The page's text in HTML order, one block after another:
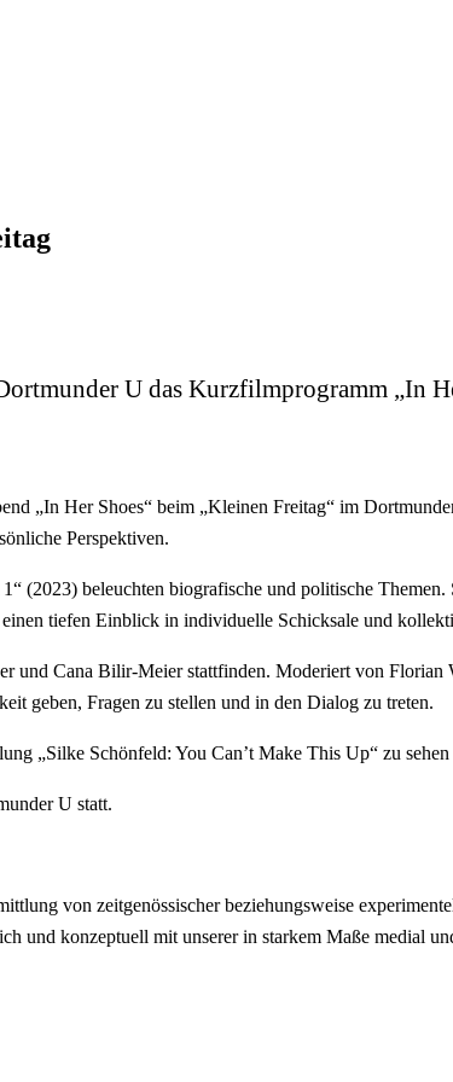
U das Kurzfilmprogramm „In
„In Her Shoes“ beim „Kleinen Freitag“ im
Perspektiven.
(2023) beleuchten biografische und politische
tiefen Einblick in individuelle Schicksale und
und Cana Bilir-Meier stattfinden. Moderiert von Florian
geben, Fragen zu stellen und in den Dialog zu treten.
„Silke Schönfeld: You Can’t Make This Up“ zu sehen
U statt.
von zeitgenössischer beziehungsweise
und konzeptuell mit unserer in starkem Maße medial